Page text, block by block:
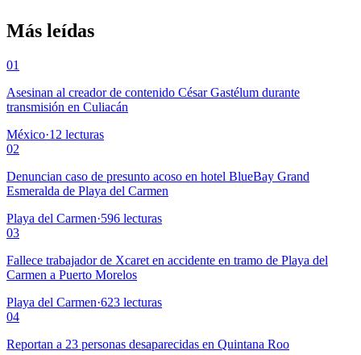
Más leídas
01
Asesinan al creador de contenido César Gastélum durante
transmisión en Culiacán
México·12 lecturas
02
Denuncian caso de presunto acoso en hotel BlueBay Grand
Esmeralda de Playa del Carmen
Playa del Carmen·596 lecturas
03
Fallece trabajador de Xcaret en accidente en tramo de Playa del
Carmen a Puerto Morelos
Playa del Carmen·623 lecturas
04
Reportan a 23 personas desaparecidas en Quintana Roo